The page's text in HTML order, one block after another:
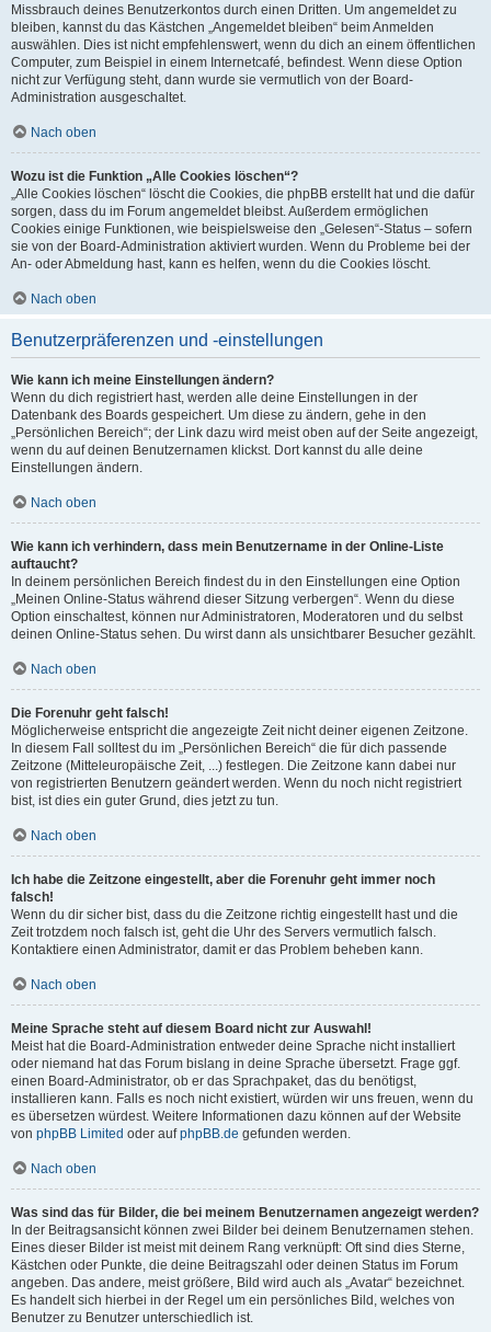
Missbrauch deines Benutzerkontos durch einen Dritten. Um angemeldet zu
bleiben, kannst du das Kästchen „Angemeldet bleiben“ beim Anmelden
auswählen. Dies ist nicht empfehlenswert, wenn du dich an einem öffentlichen
Computer, zum Beispiel in einem Internetcafé, befindest. Wenn diese Option
nicht zur Verfügung steht, dann wurde sie vermutlich von der Board-
Administration ausgeschaltet.
Nach oben
Wozu ist die Funktion „Alle Cookies löschen“?
„Alle Cookies löschen“ löscht die Cookies, die phpBB erstellt hat und die dafür
sorgen, dass du im Forum angemeldet bleibst. Außerdem ermöglichen
Cookies einige Funktionen, wie beispielsweise den „Gelesen“-Status – sofern
sie von der Board-Administration aktiviert wurden. Wenn du Probleme bei der
An- oder Abmeldung hast, kann es helfen, wenn du die Cookies löscht.
Nach oben
Benutzerpräferenzen und -einstellungen
Wie kann ich meine Einstellungen ändern?
Wenn du dich registriert hast, werden alle deine Einstellungen in der
Datenbank des Boards gespeichert. Um diese zu ändern, gehe in den
„Persönlichen Bereich“; der Link dazu wird meist oben auf der Seite angezeigt,
wenn du auf deinen Benutzernamen klickst. Dort kannst du alle deine
Einstellungen ändern.
Nach oben
Wie kann ich verhindern, dass mein Benutzername in der Online-Liste
auftaucht?
In deinem persönlichen Bereich findest du in den Einstellungen eine Option
„Meinen Online-Status während dieser Sitzung verbergen“. Wenn du diese
Option einschaltest, können nur Administratoren, Moderatoren und du selbst
deinen Online-Status sehen. Du wirst dann als unsichtbarer Besucher gezählt.
Nach oben
Die Forenuhr geht falsch!
Möglicherweise entspricht die angezeigte Zeit nicht deiner eigenen Zeitzone.
In diesem Fall solltest du im „Persönlichen Bereich“ die für dich passende
Zeitzone (Mitteleuropäische Zeit, ...) festlegen. Die Zeitzone kann dabei nur
von registrierten Benutzern geändert werden. Wenn du noch nicht registriert
bist, ist dies ein guter Grund, dies jetzt zu tun.
Nach oben
Ich habe die Zeitzone eingestellt, aber die Forenuhr geht immer noch
falsch!
Wenn du dir sicher bist, dass du die Zeitzone richtig eingestellt hast und die
Zeit trotzdem noch falsch ist, geht die Uhr des Servers vermutlich falsch.
Kontaktiere einen Administrator, damit er das Problem beheben kann.
Nach oben
Meine Sprache steht auf diesem Board nicht zur Auswahl!
Meist hat die Board-Administration entweder deine Sprache nicht installiert
oder niemand hat das Forum bislang in deine Sprache übersetzt. Frage ggf.
einen Board-Administrator, ob er das Sprachpaket, das du benötigst,
installieren kann. Falls es noch nicht existiert, würden wir uns freuen, wenn du
es übersetzen würdest. Weitere Informationen dazu können auf der Website
von phpBB Limited oder aufphpBB.de gefunden werden.
Nach oben
Was sind das für Bilder, die bei meinem Benutzernamen angezeigt werden?
In der Beitragsansicht können zwei Bilder bei deinem Benutzernamen stehen.
Eines dieser Bilder ist meist mit deinem Rang verknüpft: Oft sind dies Sterne,
Kästchen oder Punkte, die deine Beitragszahl oder deinen Status im Forum
angeben. Das andere, meist größere, Bild wird auch als „Avatar“ bezeichnet.
Es handelt sich hierbei in der Regel um ein persönliches Bild, welches von
Benutzer zu Benutzer unterschiedlich ist.